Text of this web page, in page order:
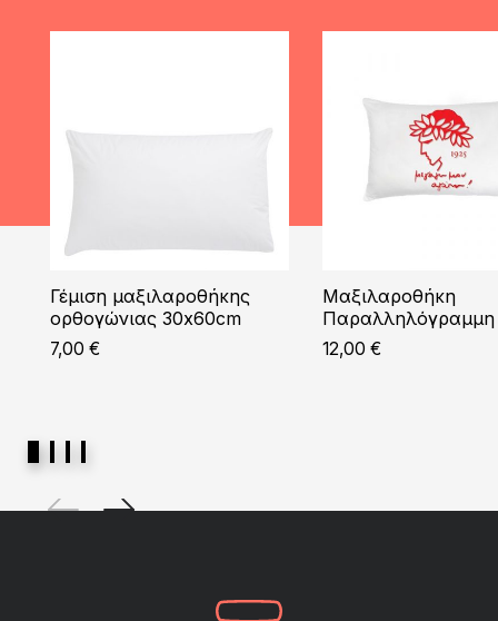
Γέμιση μαξιλαροθήκης
ορθογώνιας 30x60cm
7,00 €
Μαξιλαροθήκη
Παραλληλόγραμμη
12,00 €